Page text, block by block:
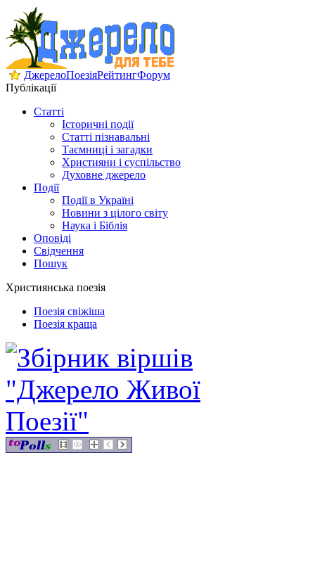
ДжерелоПоезіяРейтингФорум
Публікації
Статті
Історичні події
Статті пізнавальні
Таємниці і загадки
Християни і суспільство
Духовне джерело
Події
Події в Україні
Новини з цілого світу
Наука і Біблія
Оповіді
Свідчення
Пошук
Християнська поезія
Поезія свіжіша
Поезія краща